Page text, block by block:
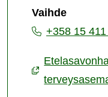
ja
terveysasema
Vaihde
+358 15